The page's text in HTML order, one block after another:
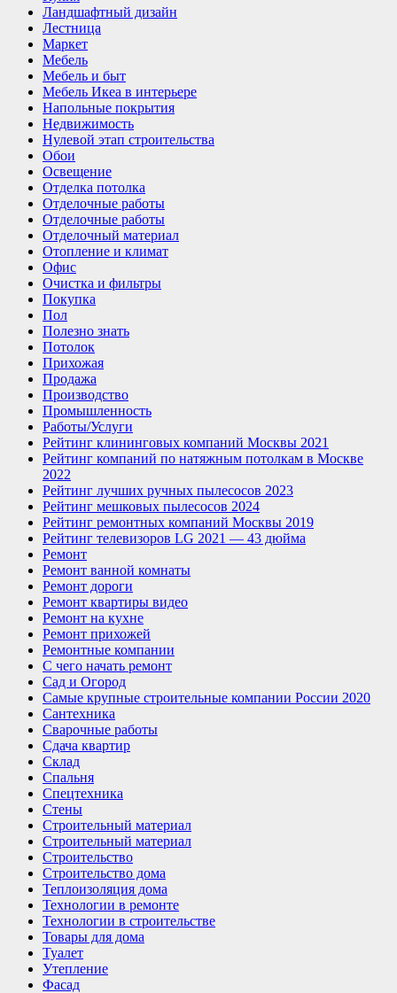
Ландшафтный дизайн
Лестница
Маркет
Мебель
Мебель и быт
Мебель Икеа в интерьере
Напольные покрытия
Недвижимость
Нулевой этап строительства
Обои
Освещение
Отделка потолка
Отделочные работы
Отделочные работы
Отделочный материал
Отопление и климат
Офис
Очистка и фильтры
Покупка
Пол
Полезно знать
Потолок
Прихожая
Продажа
Производство
Промышленность
Работы/Услуги
Рейтинг клининговых компаний Москвы 2021
Рейтинг компаний по натяжным потолкам в Москве
2022
Рейтинг лучших ручных пылесосов 2023
Рейтинг мешковых пылесосов 2024
Рейтинг ремонтных компаний Москвы 2019
Рейтинг телевизоров LG 2021 — 43 дюйма
Ремонт
Ремонт ванной комнаты
Ремонт дороги
Ремонт квартиры видео
Ремонт на кухне
Ремонт прихожей
Ремонтные компании
С чего начать ремонт
Сад и Огород
Самые крупные строительные компании России 2020
Сантехника
Сварочные работы
Сдача квартир
Склад
Спальня
Спецтехника
Стены
Строительный материал
Строительный материал
Строительство
Строительство дома
Теплоизоляция дома
Технологии в ремонте
Технологии в строительстве
Товары для дома
Туалет
Утепление
Фасад